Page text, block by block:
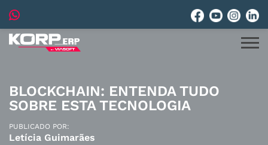
BLOCKCHAIN: ENTENDA TUDO
SOBRE ESTA TECNOLOGIA
PUBLICADO POR:
Letícia Guimarães